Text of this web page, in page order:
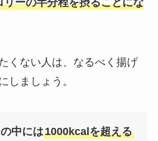
ーの半分程を摂ることにな
くない人は、なるべく揚げ
しましょう。
中には1000kcalを超える